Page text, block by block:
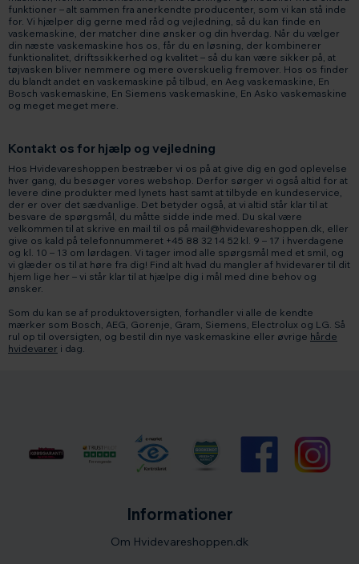
funktioner – alt sammen fra anerkendte producenter, som vi kan stå inde
for. Vi hjælper dig gerne med råd og vejledning, så du kan finde en
vaskemaskine, der matcher dine ønsker og din hverdag. Når du vælger
din næste vaskemaskine hos os, får du en løsning, der kombinerer
funktionalitet, driftssikkerhed og kvalitet – så du kan være sikker på, at
tøjvasken bliver nemmere og mere overskuelig fremover. Hos os finder
du blandt andet en vaskemaskine på tilbud, en Aeg vaskemaskine, En
Bosch vaskemaskine, En Siemens vaskemaskine, En Asko vaskemaskine
og meget meget mere.
Kontakt os for hjælp og vejledning
Hos Hvidevareshoppen bestræber vi os på at give dig en god oplevelse
hver gang, du besøger vores webshop. Derfor sørger vi også altid for at
levere dine produkter med lynets hast samt at tilbyde en kundeservice,
der er over det sædvanlige. Det betyder også, at vi altid står klar til at
besvare de spørgsmål, du måtte sidde inde med. Du skal være
velkommen til at skrive en mail til os på mail@hvidevareshoppen.dk, eller
give os kald på telefonnummeret +45 88 32 14 52 kl. 9 – 17 i hverdagene
og kl. 10 – 13 om lørdagen. Vi tager imod alle spørgsmål med et smil, og
vi glæder os til at høre fra dig! Find alt hvad du mangler af hvidevarer til dit
hjem lige her – vi står klar til at hjælpe dig i mål med dine behov og
ønsker.
Som du kan se af produktoversigten, forhandler vi alle de kendte
mærker som Bosch, AEG, Gorenje, Gram, Siemens, Electrolux og LG. Så
rul op til oversigten, og bestil din nye vaskemaskine eller øvrige hårde
hvidevarer i dag.
Informationer
Om Hvidevareshoppen.dk